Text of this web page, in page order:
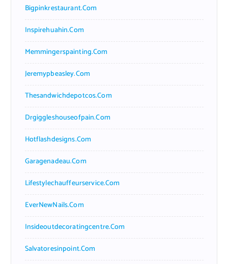
Bigpinkrestaurant.com
Inspirehuahin.com
Memmingerspainting.com
Jeremypbeasley.com
Thesandwichdepotcos.com
Drgiggleshouseofpain.com
Hotflashdesigns.com
Garagenadeau.com
Lifestylechauffeurservice.com
EverNewNails.com
Insideoutdecoratingcentre.com
Salvatoresinpoint.com